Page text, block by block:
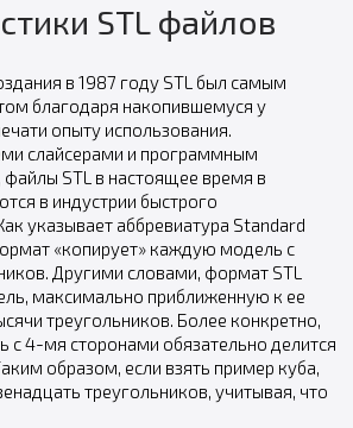
STL файлов
в 1987 году STL был самым
благодаря накопившемуся у
опыту использования.
слайсерами и программным
STL в настоящее время в
в индустрии быстрого
указывает аббревиатура Standard
«копирует» каждую модель с
Другими словами, формат STL
максимально приближенную к ее
треугольников. Более конкретно,
с 4-мя сторонами обязательно делится
образом, если взять пример куба,
треугольников, учитывая, что